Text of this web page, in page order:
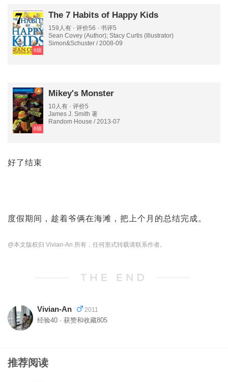
6级
The 7 Habits of Happy Kids
159人有 · 评价56 · 书评5
Sean Covey (Author); Stacy Curtis (Illustrator)
Simon&Schuster / 2008-09
6级
Mikey's Monster
10人有 · 评价5
James J. Smith 著
Random House / 2013-07
好了结束
度假期间，趁着爷俩在海滩，把上个月的总结完成。
@本文版权归 Vivian-An 所有，任何形式转载请联系作者。
Vivian-An 2011
经验40 · 获赞和收藏805
推荐阅读